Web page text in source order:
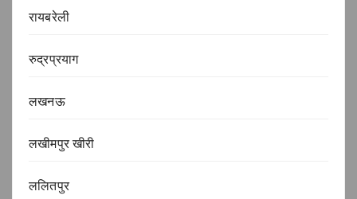
रायबरेली
रुद्रप्रयाग
लखनऊ
लखीमपुर खीरी
ललितपुर